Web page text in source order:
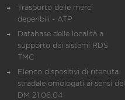
Trasporto delle merci
deperibili - ATP
Database delle località a
supporto dei sistemi RDS
TMC
Elenco dispositivi di ritenuta
stradale omologati ai sensi del
DM 21.06.04